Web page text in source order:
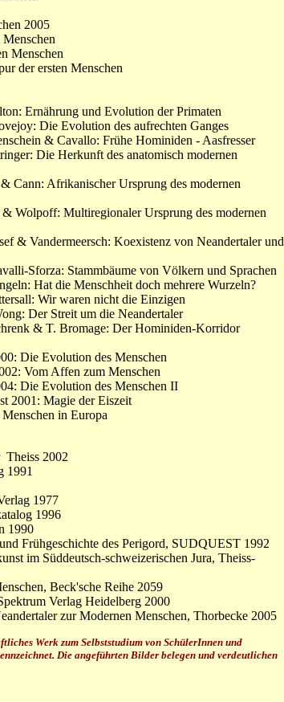
2005
Menschen
der ersten Menschen
Ernährung und Evolution der Primaten
Die Evolution des aufrechten Ganges
& Cavallo: Frühe Hominiden - Aasfresser
Die Herkunft des anatomisch modernen
Cann: Afrikanischer Ursprung des modernen
Wolpoff: Multiregionaler Ursprung des modernen
& Vandermeersch: Koexistenz von Neandertaler und
Sforza: Stammbäume von Völkern und Sprachen
Hat die Menschheit doch mehrere Wurzeln?
Wir waren nicht die Einzigen
Der Streit um die Neandertaler
& T. Bromage: Der Hominiden-Korridor
Die Evolution des Menschen
Vom Affen zum Menschen
Die Evolution des Menschen II
2001: Magie der Eiszeit
in Europa
Theiss 2002
1991
1977
1996
1990
Frühgeschichte des Perigord, SUDQUEST 1992
im Süddeutsch-schweizerischen Jura, Theiss-
Beck'sche Reihe 2059
Verlag Heidelberg 2000
zur Modernen Menschen, Thorbecke 2005
Werk zum Selbststudium von SchülerInnen und
Die angeführten Bilder belegen und verdeutlichen